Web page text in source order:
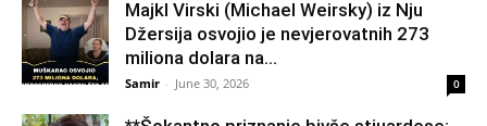
Majkl Virski (Michael Weirsky) iz Nju
Džersija osvojio je nevjerovatnih 273
miliona dolara na...
Samir - June 30, 2026 0